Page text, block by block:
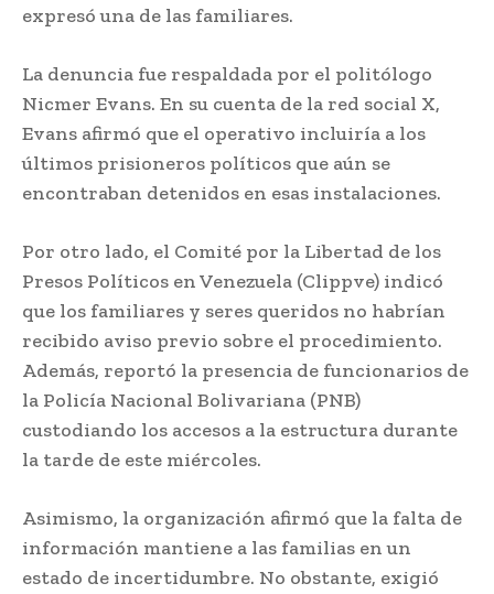
expresó una de las familiares.
La denuncia fue respaldada por el politólogo
Nicmer Evans. En su cuenta de la red social X,
Evans afirmó que el operativo incluiría a los
últimos prisioneros políticos que aún se
encontraban detenidos en esas instalaciones.
Por otro lado, el Comité por la Libertad de los
Presos Políticos en Venezuela (Clippve) indicó
que los familiares y seres queridos no habrían
recibido aviso previo sobre el procedimiento.
Además, reportó la presencia de funcionarios de
la Policía Nacional Bolivariana (PNB)
custodiando los accesos a la estructura durante
la tarde de este miércoles.
Asimismo, la organización afirmó que la falta de
información mantiene a las familias en un
estado de incertidumbre. No obstante, exigió